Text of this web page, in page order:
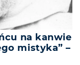
na kanwie
mistyka” –